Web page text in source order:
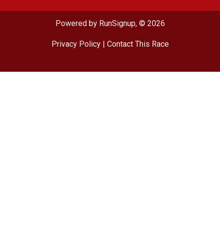
Powered by RunSignup, © 2026
Privacy Policy| Contact This Race